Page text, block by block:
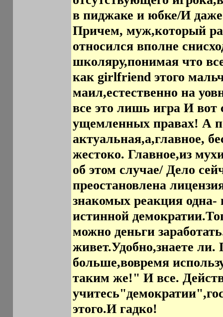
в пиджаке и юбке/И
Причем, муж,который
относился вполне
школяру,понимая что
как girlfriend этого
маил,естественно на
все это лишь игра И вот
ущемленных правах! А
актуальная,а,главное,
жестоко. Главное,из
об этом случае/ Дело
преостановлена
знакомых реакция
истинной
можно деньги
живет.Удобно,знаете
больше,вовремя
таким же!" И все.
этого.И гадко!